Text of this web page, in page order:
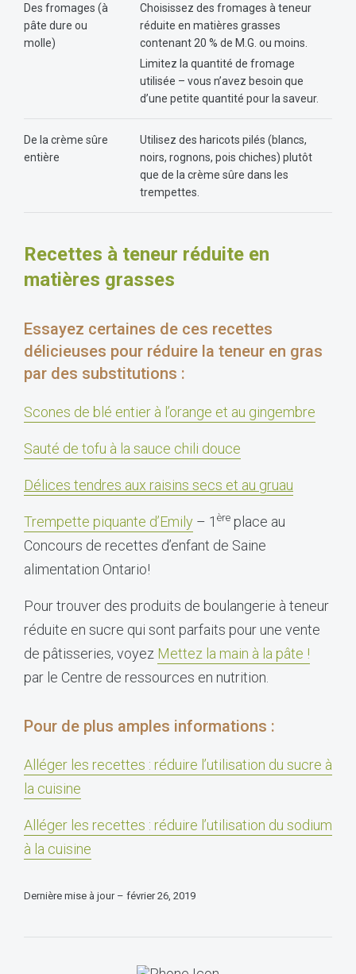
Des fromages (à
pâte dure ou
molle)
Choisissez des fromages à teneur
réduite en matières grasses
contenant 20 % de M.G. ou moins.
Limitez la quantité de fromage
utilisée – vous n’avez besoin que
d’une petite quantité pour la saveur.
De la crème sûre
entière
Utilisez des haricots pilés (blancs,
noirs, rognons, pois chiches) plutôt
que de la crème sûre dans les
trempettes.
Recettes à teneur réduite en
matières grasses
Essayez certaines de ces recettes
délicieuses pour réduire la teneur en gras
par des substitutions :
Scones de blé entier à l’orange et au gingembre
Sauté de tofu à la sauce chili douce
Délices tendres aux raisins secs et au gruau
Trempette piquante d’Emily – 1 ère place au
Concours de recettes d’enfant de Saine
alimentation Ontario!
Pour trouver des produits de boulangerie à teneur
réduite en sucre qui sont parfaits pour une vente
de pâtisseries, voyez Mettez la main à la pâte !
par le Centre de ressources en nutrition.
Pour de plus amples informations :
Alléger les recettes : réduire l’utilisation du sucre à
la cuisine
Alléger les recettes : réduire l’utilisation du sodium
à la cuisine
Dernière mise à jour – février 26, 2019